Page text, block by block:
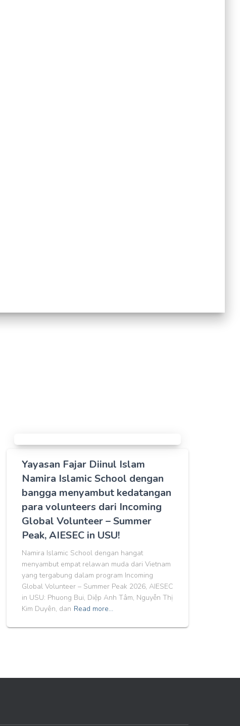
Yayasan Fajar Diinul Islam
Namira Islamic School dengan
bangga menyambut kedatangan
para volunteers dari Incoming
Global Volunteer – Summer
Peak, AIESEC in USU!
Namira Islamic School dengan hangat
menyambut empat relawan muda dari Vietnam
yang tergabung dalam program Incoming
Global Volunteer – Summer Peak 2026, AIESEC
in USU: Phuong Bui, Diệp Anh Tâm, Nguyễn Thị
Kim Duyên, dan Read more…